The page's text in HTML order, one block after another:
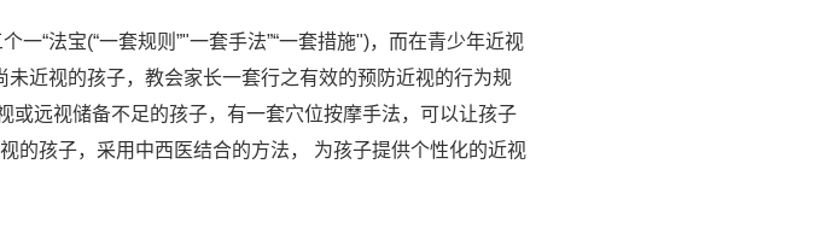
一“法宝(“一套规则”"一套手法”“一套措施")，而在青少年近视
未近视的孩子，教会家长一套行之有效的预防近视的行为规
或远视储备不足的孩子，有一套穴位按摩手法，可以让孩子
的孩子，采用中西医结合的方法， 为孩子提供个性化的近视